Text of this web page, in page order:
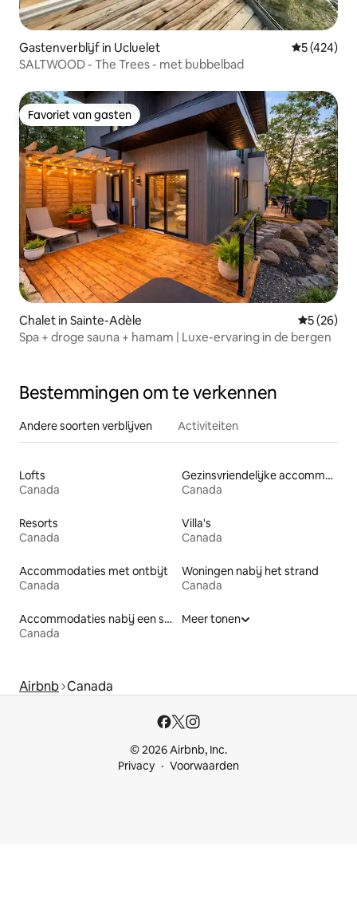
Gastenverblijf in Ucluelet
5 (424)
SALTWOOD - The Trees - met bubbelbad
Favoriet van gasten
Favoriet van gasten
Chalet in Sainte-Adèle
5 (26)
Spa + droge sauna + hamam | Luxe-ervaring in de bergen
Bestemmingen om te verkennen
Andere soorten verblijven Activiteiten
Lofts
Canada
Gezinsvriendelijke accommodaties
Canada
Resorts
Canada
Villa's
Canada
Accommodaties met ontbijt
Canada
Woningen nabij het strand
Canada
Accommodaties nabij een strand
Canada
Meer tonen
Airbnb Canada
© 2026 Airbnb, Inc.
Privacy
Voorwaarden